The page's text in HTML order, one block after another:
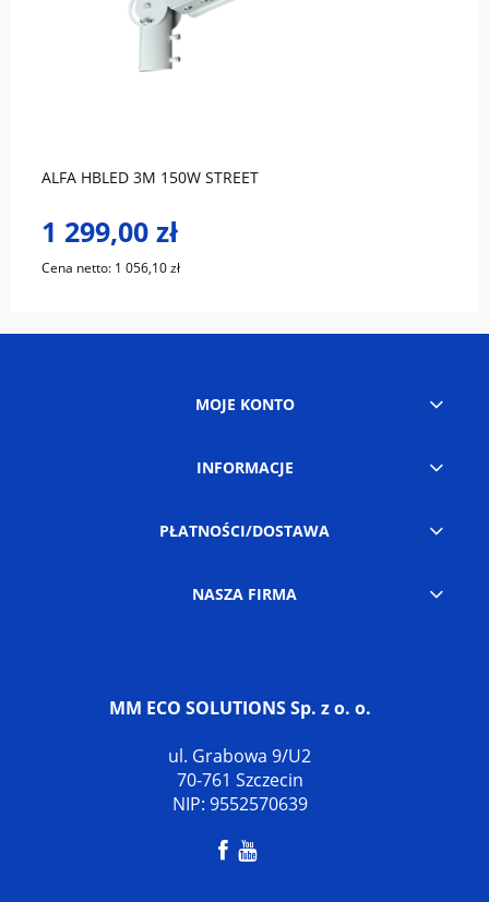
ALFA HBLED 3M 150W STREET
1 299,00 zł
Cena netto: 1 056,10 zł
MOJE KONTO
INFORMACJE
PŁATNOŚCI/DOSTAWA
NASZA FIRMA
MM ECO SOLUTIONS Sp. z o. o.
ul. Grabowa 9/U2
70-761 Szczecin
NIP: 9552570639